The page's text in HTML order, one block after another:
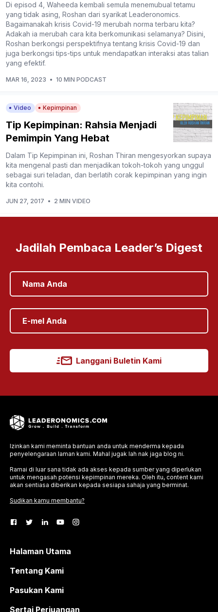
Di episod 4, Waheeda kembali semula menemubual tetamu
yang tidak asing, Roshan dari syarikat Leaderonomics.
Bagaimanakah krisis Covid-19 merubah norma terbaru kita?
Adakah ia merubah cara kita berkomunikasi selamanya? Disini,
Roshan berkongsi perspektifnya tentang krisis Covid-19 dan
juga berkongsi tips-tips untuk mendapatkan interaksi atas talian
yang efektif.
MAR 16, 2023 • 10 MIN PODCAST
Video Kepimpinan
Tip Kepimpinan: Rahsia Menjadi
Pemimpin Yang Hebat
Dalam Tip Kepimpinan ini, Roshan Thiran mengesyorkan supaya
kita mengenal pasti dan menjadikan tokoh-tokoh yang unggul
sebagai suri teladan, dan berlatih corak kepimpinan yang ingin
kita contohi.
JUN 27, 2017 • 2 MIN VIDEO
Jadilah Pembaca Leader’s Digest
Langgani Buletin Kami
Izinkan kami meminta bantuan anda untuk menderma kepada
penyelengaraan laman kami. Mahal jugak lah nak jaga blog ni.
Ramai di luar sana tidak ada akses kepada sumber yang diperlukan
untuk mengasah potensi kepimpinan mereka. Oleh itu, content kami
akan sentiasa diberikan kepada sesiapa sahaja yang berminat.
Sudikan kamu membantu?
Halaman Utama
Tentang Kami
Pasukan Kami
Sertai Perjuangan